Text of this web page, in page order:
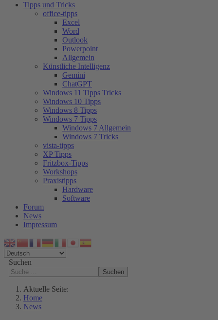
Tipps und Tricks
office-tipps
Excel
Word
Outlook
Powerpoint
Allgemein
Künstliche Intelligenz
Gemini
ChatGPT
Windows 11 Tipps Tricks
Windows 10 Tipps
Windows 8 Tipps
Windows 7 Tipps
Windows 7 Allgemein
Windows 7 Tricks
vista-tipps
XP Tipps
Fritzbox-Tipps
Workshops
Praxistipps
Hardware
Software
Forum
News
Impressum
Suchen
Suchen
Aktuelle Seite:
Home
News